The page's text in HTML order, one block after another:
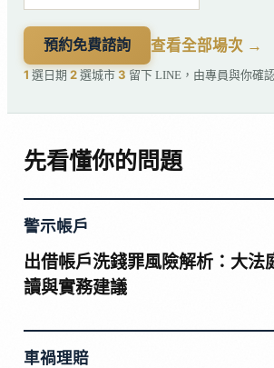
預約免費諮詢 查看全部場次 →
1 選日期 2 選城市 3 留下 LINE，由專員與你確
先看懂你的問題
警示帳戶
出借帳戶洗錢罪風險解析：大法
讀與實務建議
車禍理賠